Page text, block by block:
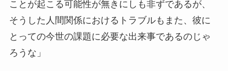
ことが起こる可能性が無きにしも非ずであるが、
そうした人間関係におけるトラブルもまた、彼に
とっての今世の課題に必要な出来事であるのじゃ
ろうな」